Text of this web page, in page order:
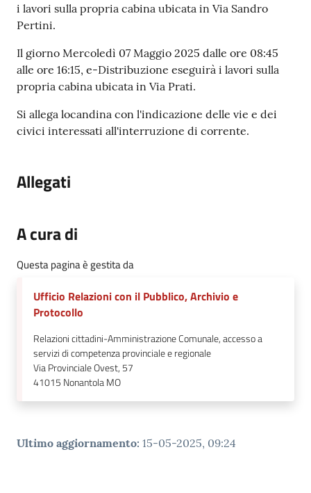
i lavori sulla propria cabina ubicata in Via Sandro
Pertini.
Il giorno Mercoledì 07 Maggio 2025 dalle ore 08:45
alle ore 16:15, e-Distribuzione eseguirà i lavori sulla
propria cabina ubicata in Via Prati.
Si allega locandina con l'indicazione delle vie e dei
civici interessati all'interruzione di corrente.
Allegati
A cura di
Questa pagina è gestita da
Ufficio Relazioni con il Pubblico, Archivio e
Protocollo
Relazioni cittadini-Amministrazione Comunale, accesso a
servizi di competenza provinciale e regionale
Via Provinciale Ovest, 57
41015 Nonantola MO
Ultimo aggiornamento: 15-05-2025, 09:24